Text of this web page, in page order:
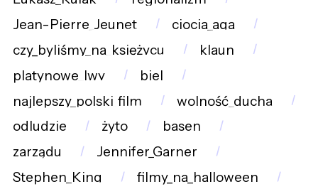
Jean-Pierre_Jeunet
ciocia_aga
czy_byliśmy_na_księżycu
klaun
platynowe_lwy
biel
najlepszy_polski_film
wolność_ducha
odludzie
żyto
basen
zarządu
Jennifer_Garner
Stephen_King
filmy_na_halloween